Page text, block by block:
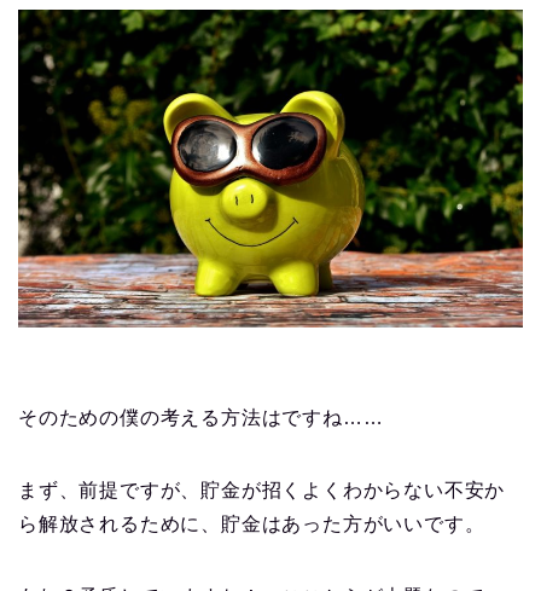
そのための僕の考える方法はですね……
まず、前提ですが、貯金が招くよくわからない不安か
ら解放されるために、貯金はあった方がいいです。